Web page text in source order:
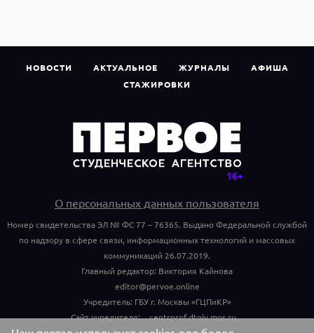
НОВОСТИ АКТУАЛЬНОЕ ЖУРНАЛЫ
АФИША
СТАЖИРОВКИ
О персональных данных пользователя
Номер свидетельства ЭЛ № ФС 77 – 76365. Выдано Федеральной службой
по надзору в сфере связи, информационных технологий и массовых
коммуникаций 26.07.2019.
Главный редактор: Виктория Кайнова
editor@pervoe.online
Учредитель: ГБУ г. Москвы «ГЦПиКР»
Сайт учредителя:
centrprof.dtoiv.mos.ru